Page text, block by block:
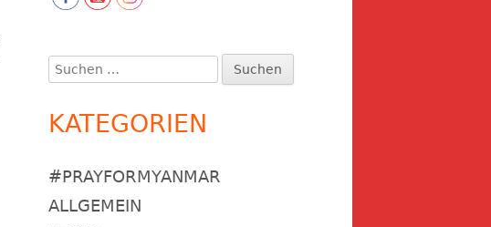
Suchen
nach:
KATEGORIEN
#PRAYFORMYANMAR
ALLGEMEIN